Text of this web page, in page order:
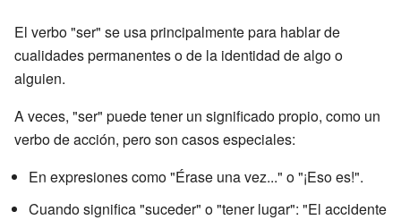
El verbo "ser" se usa principalmente para hablar de
cualidades permanentes o de la identidad de algo o
alguien.
A veces, "ser" puede tener un significado propio, como un
verbo de acción, pero son casos especiales:
En expresiones como "Érase una vez..." o "¡Eso es!".
Cuando significa "suceder" o "tener lugar": "El accidente